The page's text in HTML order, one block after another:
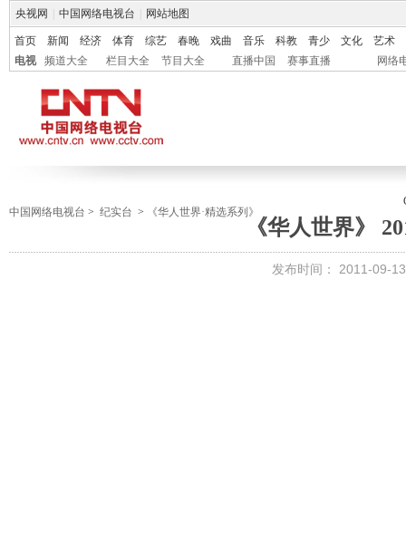
央视网 中国网络电视台 网站地图
首页 新闻 经济 体育 综艺 春晚 戏曲 音乐 科教 青少 文化
艺术
电视
频道大全 栏目大全 节目大全 直播中国 赛事直播 网络
中国网络电视台 > 纪实台 > 《华人世界·精选系列》
《华人世界》
发布时间： 2011-09-